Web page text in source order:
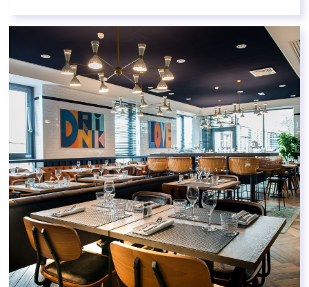
EN SAVOIR PLUS